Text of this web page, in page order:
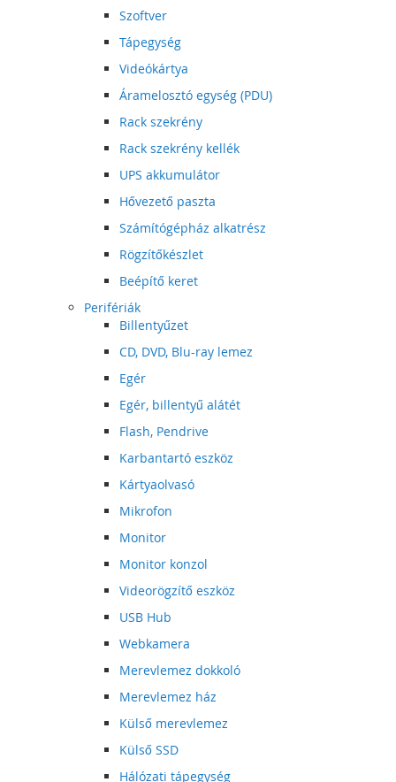
Szoftver
Tápegység
Videókártya
Áramelosztó egység (PDU)
Rack szekrény
Rack szekrény kellék
UPS akkumulátor
Hővezető paszta
Számítógépház alkatrész
Rögzítőkészlet
Beépítő keret
Perifériák
Billentyűzet
CD, DVD, Blu-ray lemez
Egér
Egér, billentyű alátét
Flash, Pendrive
Karbantartó eszköz
Kártyaolvasó
Mikrofon
Monitor
Monitor konzol
Videorögzítő eszköz
USB Hub
Webkamera
Merevlemez dokkoló
Merevlemez ház
Külső merevlemez
Külső SSD
Hálózati tápegység